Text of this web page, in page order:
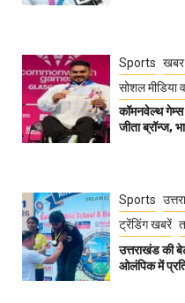
Sports
सोशल मीडिया
कॉमनवेल्थ
जीता ब्रॉन्ज,
Sports
ट्रेंडिंग खबरें
उत्तराखंड की
ओलंपिक में